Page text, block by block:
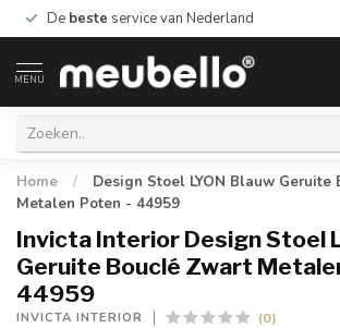
De beste service van Nederland
MENU
Home /
Design Stoel LYON Blauw Geruite
Metalen Poten - 44959
Invicta Interior Design Stoel
Geruite Bouclé Zwart
44959
INVICTA INTERIOR (0)